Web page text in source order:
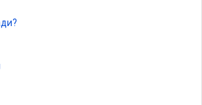
турлари ва ҳукми